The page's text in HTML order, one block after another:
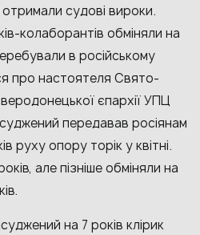
судові вироки.
колаборантів обміняли на
в російському
про настоятеля Свято-
єпархії УПЦ
передавав росіянам
руху опору торік у квітні.
але пізніше обміняли на
на 7 років клірик